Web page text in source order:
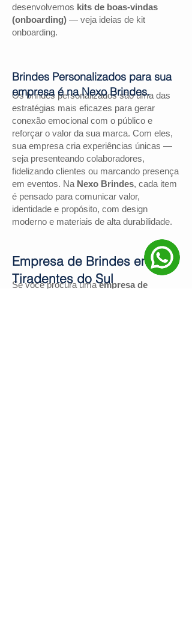
desenvolvemos kits de boas-vindas
(onboarding) — veja ideias de kit
onboarding.
Os brindes personalizados são uma das
estratégias mais eficazes para gerar
conexão emocional com o público e
reforçar o valor da sua marca. Com eles,
sua empresa cria experiências únicas —
seja presenteando colaboradores,
fidelizando clientes ou marcando presença
em eventos. Na Nexo Brindes, cada item
é pensado para comunicar valor,
identidade e propósito, com design
moderno e materiais de alta durabilidade.
Se você procura umaempresa de
Brindes Personalizados para sua
empresa é na Nexo Brindes.
Empresa de Brindes em
Tiradentes do Sul